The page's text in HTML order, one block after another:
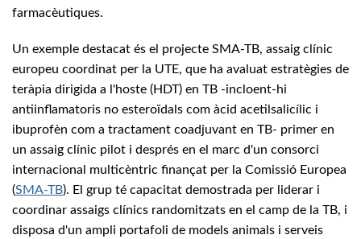
farmacèutiques.
Un exemple destacat és el projecte SMA-TB, assaig clínic
europeu coordinat per la UTE, que ha avaluat estratègies de
teràpia dirigida a l'hoste (HDT) en TB -incloent-hi
antiinflamatoris no esteroïdals com àcid acetilsalicílic i
ibuprofèn com a tractament coadjuvant en TB- primer en
un assaig clínic pilot i després en el marc d'un consorci
internacional multicèntric finançat per la Comissió Europea
(SMA-TB). El grup té capacitat demostrada per liderar i
coordinar assaigs clínics randomitzats en el camp de la TB, i
disposa d'un ampli portafoli de models animals i serveis